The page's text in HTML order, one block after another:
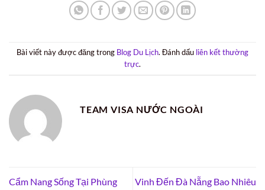
Bài viết này được đăng trong Blog Du Lịch. Đánh dấu liên kết thường
trực.
TEAM VISA NƯỚC NGOÀI
Cẩm Nang Sống Tại Phùng
Vinh Đến Đà Nẵng Bao Nhiêu